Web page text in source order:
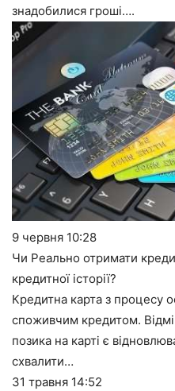
знадобилися гроші….
9 червня 10:28
Чи Реально отримати
кредитної історії?
Кредитна карта з процесу
споживчим кредитом.
позика на карті є
схвалити…
31 травня 14:52